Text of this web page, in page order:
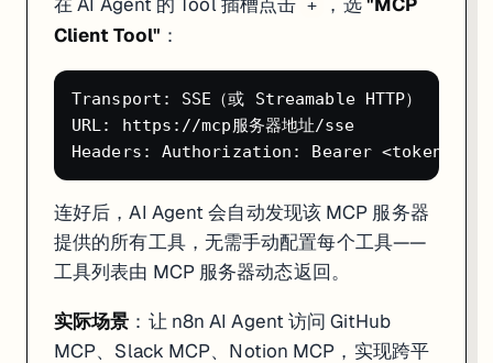
+
Client Tool" ：
Transport: SSE（或 Streamable HTTP）
URL: https://mcp服务器地址/sse
连好后，AI Agent 会自动发现该 MCP 服务器
提供的所有工具，无需手动配置每个工具——
工具列表由 MCP 服务器动态返回。
实际场景 ：让 n8n AI Agent 访问 GitHub
MCP、Slack MCP、Notion MCP，实现跨平